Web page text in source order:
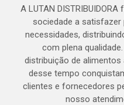
A LUTAN
sociedade a satisfazer
necessidades,
com plena
distribuição de
desse tempo
clientes e fornecedores
nosso